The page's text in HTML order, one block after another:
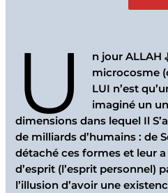
U
n jour ALLAH ﷻ a eu l’idée d’un
microcosme
LUI n’est
imaginé un
dimensions dans lequel Il
de milliards d’humains : de
détaché ces formes et leur
d’esprit (l’esprit personnel)
l’illusion d’avoir une